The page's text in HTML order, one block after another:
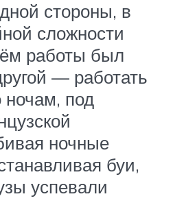
стороны, в
сложности
работы был
— работать
ночам, под
ночные
буи,
успевали